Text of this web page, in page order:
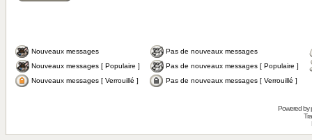
Nouveaux messages
Pas de nouveaux messages
Nouveaux messages [ Populaire ]
Pas de nouveaux messages [ Populaire ]
Nouveaux messages [ Verrouillé ]
Pas de nouveaux messages [ Verrouillé ]
Powered by